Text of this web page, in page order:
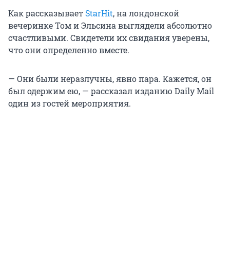
Как рассказывает StarHit, на лондонской
вечеринке Том и Эльсина выглядели абсолютно
счастливыми. Свидетели их свидания уверены,
что они определенно вместе.
— Они были неразлучны, явно пара. Кажется, он
был одержим ею, — рассказал изданию Daily Mail
один из гостей мероприятия.